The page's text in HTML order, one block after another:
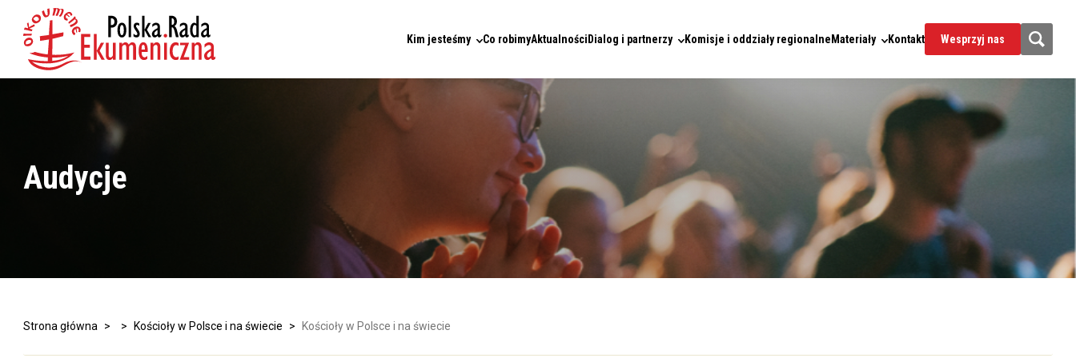
Kim jesteśmy Co robimyAktualnościDialog i partnerzy Komisje i oddziały regionalneMateriały Kontakt Wesprzyj nas
Audycje
Strona główna > > Kościoły w Polsce i na świecie > Kościoły w Polsce i na świecie